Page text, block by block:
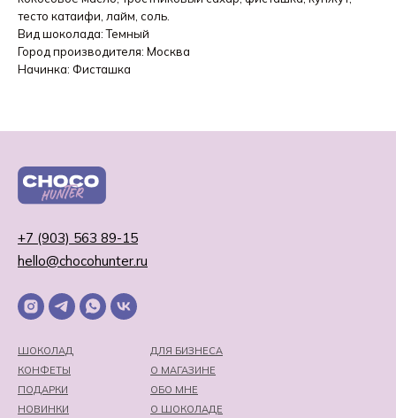
тесто катаифи, лайм, соль.
Вид шоколада: Темный
Город производителя: Москва
Начинка: Фисташка
ДЛЯ БИЗНЕСА
ШОКОЛАД
+7 (903) 563 89-15
О МАГАЗИНЕ
КОНФЕТЫ
О ШОКОЛАДЕ
НОВИНКИ
hello@chocohunter.ru
ОБО МНЕ
ПОДАРКИ